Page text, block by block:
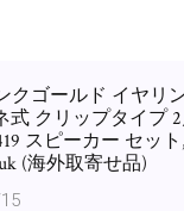
クゴールド イヤリ
式 クリップタイプ
スピーカー セット
(海外取寄せ品)